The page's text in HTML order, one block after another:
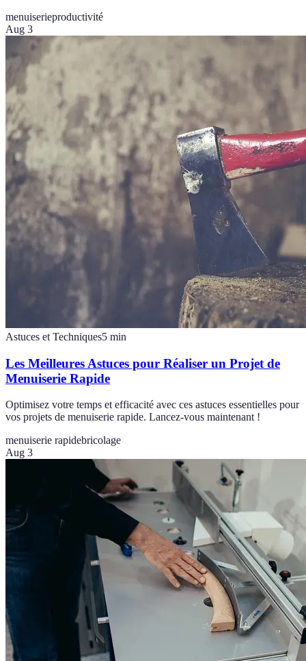
menuiserieproductivité
Aug 3
Astuces et Techniques5 min
Les Meilleures Astuces pour Réaliser un Projet de
Menuiserie Rapide
Optimisez votre temps et efficacité avec ces astuces essentielles pour
vos projets de menuiserie rapide. Lancez-vous maintenant !
menuiserie rapidebricolage
Aug 3